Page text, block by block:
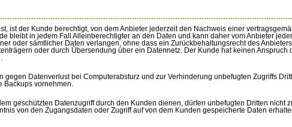
ist der Kunde berechtigt, von dem Anbieter jederzeit den Nachweis einer
bleibt in jedem Fall Alleinberechtigter an den Daten und kann daher vom Anbieter
oder sämtlicher Daten verlangen, ohne dass ein Zurückbehaltungsrecht des
oder durch Übersendung über ein Datennetz. Der Kunde hat keinen Anspruch
gegen Datenverlust bei Computerabsturz und zur Verhinderung unbefugten Zugriffs
Backups vornehmen.
geschützten Datenzugriff durch den Kunden dienen, dürfen unbefugten Dritten nicht
von den Zugangsdaten oder Zugriff auf von dem Kunden gespeicherte Daten